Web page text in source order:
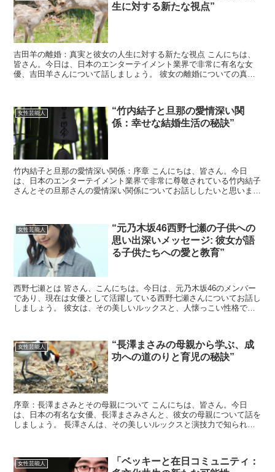
生に対する新たな視点”
吉田羊の離婚：真実と彼女の人生に対する新たな視点 こんにちは、
皆さん。今日は、日本のエンターテイメント業界で非常に有名な女
優、吉田羊さんについて話しましょう。 彼女の離婚についての真実
女性芸能人
“竹内結子と旦那の愛情深い関
係：幸せな結婚生活の秘訣”
竹内結子と旦那の愛情深い関係：序章 こんにちは、皆さん。今日
は、日本のエンターテイメント業界で非常に尊敬されている竹内結子
さんとその旦那さんの愛情深い関係についてお話ししたいと思いま
女性芸能人
“元乃木坂46西野七瀬の子供への
思い出深いメッセージ: 彼女が語
る子供たちへの愛と教育”
西野七瀬とは 皆さん、こんにちは。今日は、元乃木坂46のメンバー
であり、現在は女優として活躍している西野七瀬さんについてお話し
しましょう。 彼女は、その美しいルックスと、人懐っこい性格で多
女性芸能人
“長澤まさみの母親から学ぶ、成
功への道のりと育児の秘訣”
序章：長澤まさみとその母親について こんにちは、皆さん。今日
は、日本の有名な女優、長澤まさみさんと、彼女の母親について話を
しましょう。 長澤さんは、その美しいルックスと演技力で知られて
女性芸能人
「ベッキーと在日コミュニティ：